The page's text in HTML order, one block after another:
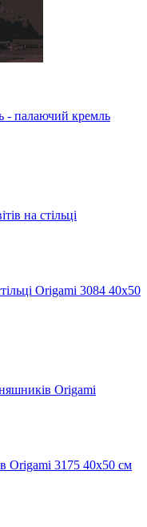
- палаючий кремль
Origami 3084 40x50
Origami 3175 40x50 см